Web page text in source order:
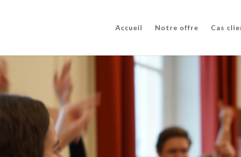
Accueil Notre offre Cas